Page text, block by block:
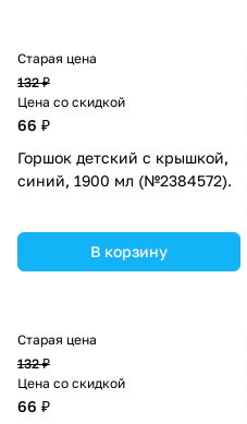
Старая цена
132 ₽
Цена со скидкой
66 ₽
Горшок детский с крышкой,
синий, 1900 мл (№2384572).
В корзину
Старая цена
132 ₽
Цена со скидкой
66 ₽